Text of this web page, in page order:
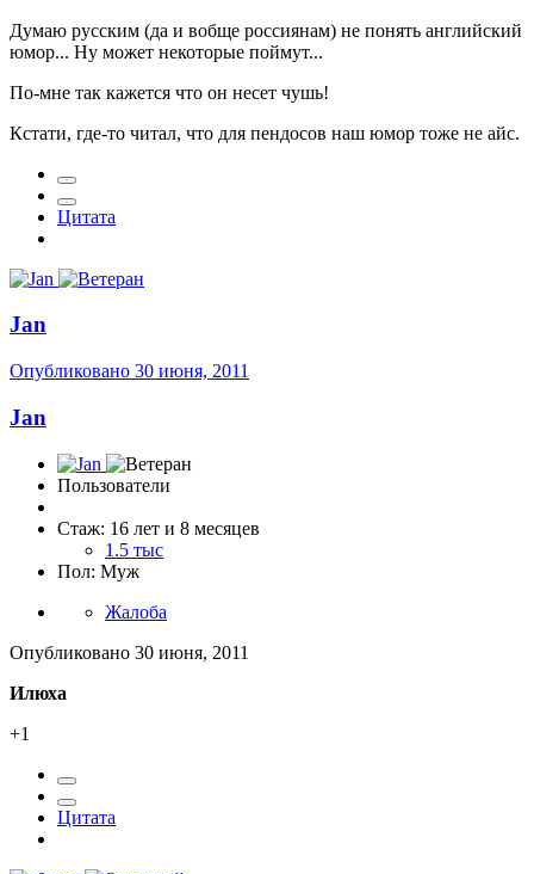
Думаю русским (да и вобще россиянам) не понять английский
юмор... Ну может некоторые поймут...
По-мне так кажется что он несет чушь!
Кстати, где-то читал, что для пендосов наш юмор тоже не айс.
Цитата
Jan
Опубликовано 30 июня, 2011
Jan
Пользователи
Стаж: 16 лет и 8 месяцев
1.5 тыс
Пол: Муж
Жалоба
Опубликовано 30 июня, 2011
Илюха
+1
Цитата